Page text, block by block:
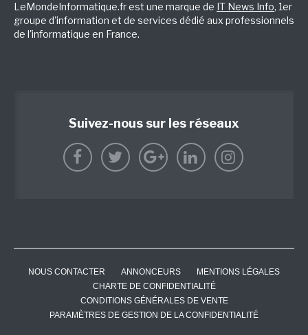
LeMondeInformatique.fr est une marque de IT News Info, 1er
groupe d'information et de services dédié aux professionnels
de l'informatique en France.
Suivez-nous sur les réseaux
NOUS CONTACTER ANNONCEURS
MENTIONS LÉGALES
CHARTE DE CONFIDENTIALITÉ
CONDITIONS GÉNÉRALES DE VENTE
PARAMÈTRES DE GESTION DE LA CONFIDENTIALITÉ